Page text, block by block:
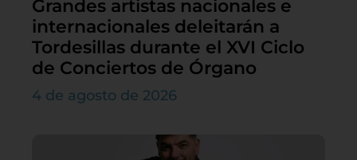
Grandes artistas nacionales e
internacionales deleitarán a
Tordesillas durante el XVI Ciclo
de Conciertos de Órgano
4 de agosto de 2026